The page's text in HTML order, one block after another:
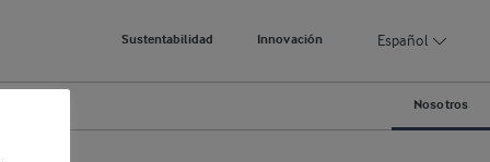
Sustentabilidad Innovación Español
Nosotros